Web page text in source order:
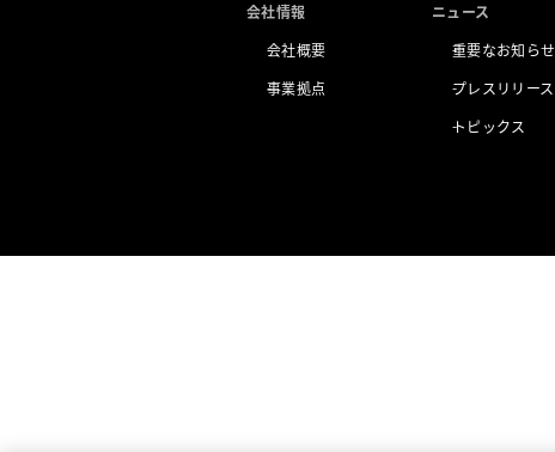
会社情報
会社概要
事業拠点
ニュース
重要なお知らせ
プレスリリース
トピックス